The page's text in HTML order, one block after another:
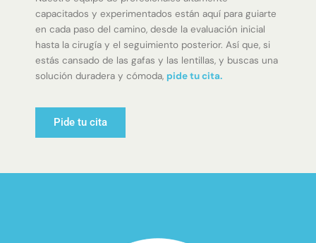
capacitados y experimentados están aquí para guiarte
en cada paso del camino, desde la evaluación inicial
hasta la cirugía y el seguimiento posterior. Así que, si
estás cansado de las gafas y las lentillas, y buscas una
solución duradera y cómoda, pide tu cita.
Pide tu cita